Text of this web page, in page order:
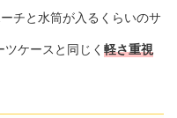
チと水筒が入るくらいのサ
ケースと同じく 軽さ重視